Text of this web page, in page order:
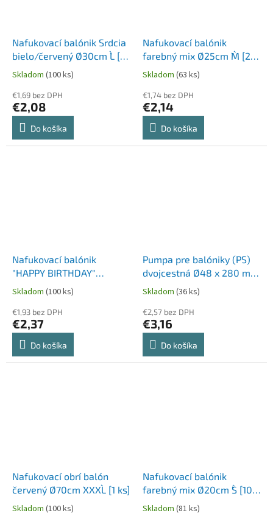
Nafukovací balónik Srdcia
bielo/červený Ø30cm `L` [5
ks]
Skladom (100 ks)
€1,69 bez DPH
€2,08
Do košíka
Nafukovací balónik
farebný mix Ø25cm `M` [20
ks]
Skladom (63 ks)
€1,74 bez DPH
€2,14
Do košíka
Nafukovací balónik
"HAPPY BIRTHDAY"
farebný mix Ø25cm `M` [10
Skladom (100 ks)
€1,93 bez DPH
€2,37
Do košíka
Pumpa pre balóniky (PS)
dvojcestná Ø48 x 280 mm
[1 ks]
Skladom (36 ks)
€2,57 bez DPH
€3,16
Do košíka
Nafukovací obrí balón
červený Ø70cm `XXXL` [1 ks]
Skladom (100 ks)
Nafukovací balónik
farebný mix Ø20cm `S` [100
ks]
Skladom (81 ks)